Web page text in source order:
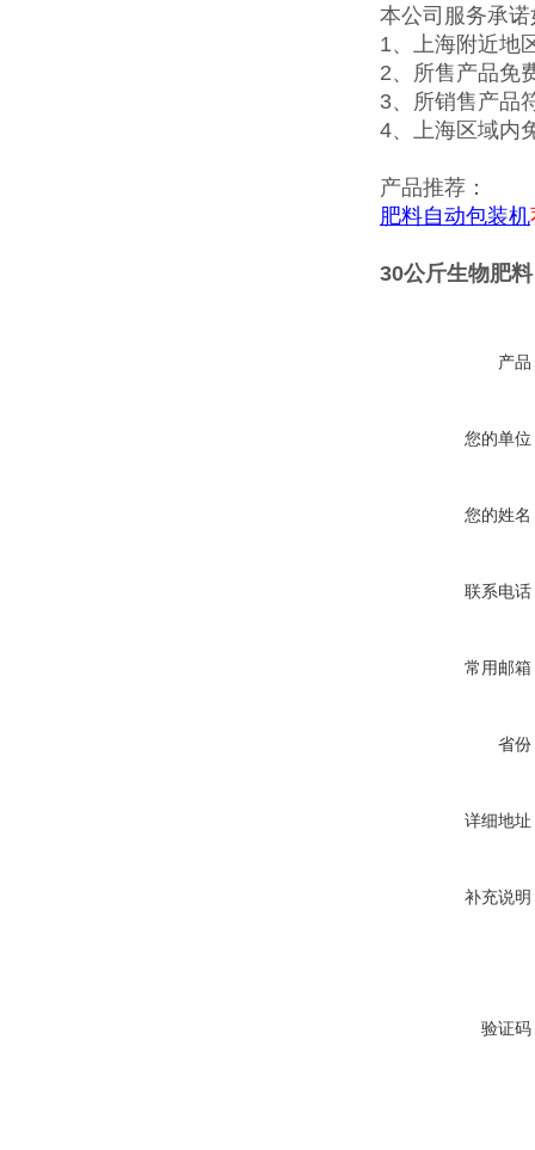
本公司服务承
1、上海附近地
2、所售产品免
3、所销售产品
4、上海区域内
产品推荐：
肥料自动包装机
30公斤生物肥
产品
您的单位
您的姓名
联系电话
常用邮箱
省份
详细地址
补充说明
验证码